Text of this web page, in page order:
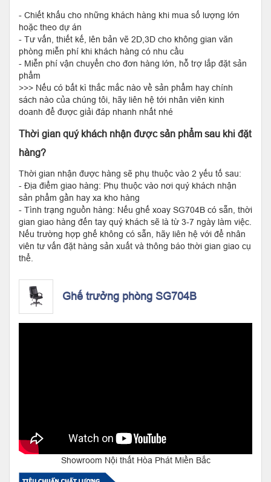
- Chiết khấu cho những khách hàng khi mua số lượng lớn
hoặc theo dự án
- Tư vấn, thiết kế, lên bản vẽ 2D,3D cho không gian văn
phòng miễn phí khi khách hàng có nhu cầu
- Miễn phí vận chuyển cho đơn hàng lớn, hỗ trợ lắp đặt sản
phẩm
>>> Nếu có bất kì thắc mắc nào về sản phẩm hay chính
sách nào của chúng tôi, hãy liên hệ tới nhân viên kinh
doanh để được giải đáp nhanh nhất nhé
Thời gian quý khách nhận được sản phẩm sau khi đặt
hàng?
Thời gian nhận được hàng sẽ phụ thuộc vào 2 yếu tố sau:
- Địa điểm giao hàng: Phụ thuộc vào nơi quý khách nhận
sản phẩm gần hay xa kho hàng
- Tình trạng nguồn hàng: Nếu ghế xoay SG704B có sẵn, thời
gian giao hàng đến tay quý khách sẽ là từ 3-7 ngày làm việc.
Nếu trường hợp ghế không có sẵn, hãy liên hệ với để nhân
viên tư vấn đặt hàng sản xuất và thông báo thời gian giao cụ
thể.
Ghế trưởng phòng SG704B
Showroom Nội thất Hòa Phát Miền Bắc